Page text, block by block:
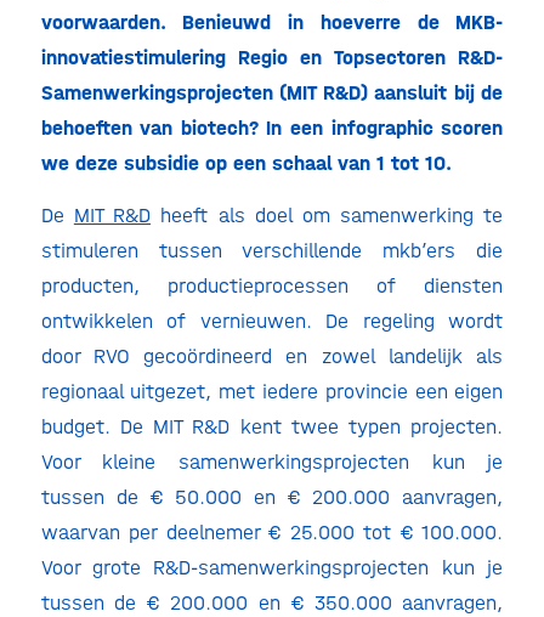
voorwaarden. Benieuwd in hoeverre de MKB-
innovatiestimulering Regio en Topsectoren R&D-
Samenwerkingsprojecten (MIT R&D) aansluit bij de
behoeften van biotech? In een infographic scoren
we deze subsidie op een schaal van 1 tot 10.
De MIT R&D heeft als doel om samenwerking te
stimuleren tussen verschillende mkb’ers die
producten, productieprocessen of diensten
ontwikkelen of vernieuwen. De regeling
wordt
door RVO gecoördineerd en zowel landelijk als
regionaal uitgezet, met iedere provincie een eigen
budget. De MIT R&D kent twee typen projecten.
Voor kleine samenwerkingsprojecten kun je
tussen de € 50.000 en € 200.000 aanvragen,
waarvan per deelnemer € 25.000 tot € 100.000.
Voor grote R&D-samenwerkingsprojecten kun je
tussen de € 200.000 en € 350.000 aanvragen,